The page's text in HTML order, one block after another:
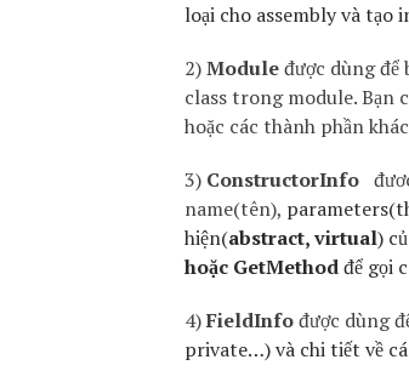
loại cho assembly và tạo
2)Moduleđược dùng để
class trong module. Bạn
hoặc các thành phần
3) ConstructorInfo
name(tên),
hiện(abstract, virtual)
hoặc GetMethodđể gọi
4)FieldInfođược dùng
private…) và chi tiết về